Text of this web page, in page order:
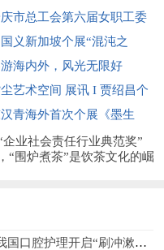
博会中芬设计园分会场即将
市总工会第六届女职工委
第一次全体会议在望江县
义新加坡个展“混沌之
幕：用超现实语言重构东
性美学
海内外，风光无限好
艺术空间 展讯 I 贾绍昌个
花间术语》
汉青海外首次个展《墨生
亮相新加坡
业社会责任行业典范奖”
“围炉煮茶”是饮茶文化的崛
国口腔护理开启“刷冲漱”三维净护时代